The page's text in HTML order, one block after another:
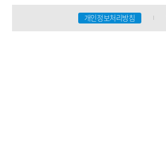
개인정보처리방침